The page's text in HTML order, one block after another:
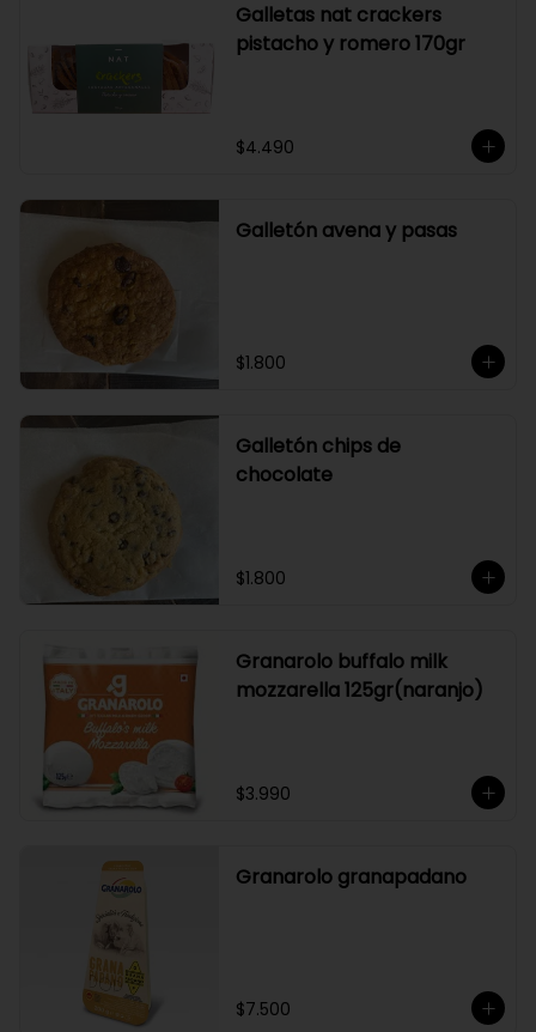
Galletas nat crackers
pistacho y romero 170gr
$4.490
Galletón avena y pasas
$1.800
Galletón chips de
chocolate
$1.800
Granarolo buffalo milk
mozzarella 125gr(naranjo)
$3.990
Granarolo granapadano
$7.500